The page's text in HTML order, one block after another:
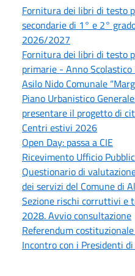
Fornitura dei libri di testo
secondarie di 1° e 2°
2026/2027
Fornitura dei libri di testo
primarie - Anno
Asilo Nido Comunale
Piano Urbanistico
presentare il progetto di
Centri estivi 2026
Open Day: passa a CIE
Ricevimento Ufficio
Questionario di
dei servizi del Comune di
Sezione rischi corruttivi e
2028. Avvio consultazione
Referendum
Incontro con i Presidenti